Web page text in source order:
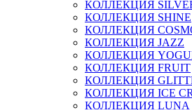
КОЛЛЕКЦИЯ
КОЛЛЕКЦИЯ SHINE
КОЛЛЕКЦИЯ
КОЛЛЕКЦИЯ JAZZ
КОЛЛЕКЦИЯ
КОЛЛЕКЦИЯ FRUIT
КОЛЛЕКЦИЯ
КОЛЛЕКЦИЯ ICE
КОЛЛЕКЦИЯ LUNA